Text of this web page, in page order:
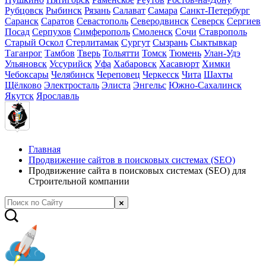
Рубцовск Рыбинск Рязань Салават Самара Санкт-Петербург
Саранск Саратов Севастополь Северодвинск Северск Сергиев
Посад Серпухов Симферополь Смоленск Сочи Ставрополь
Старый Оскол Стерлитамак Сургут Сызрань Сыктывкар
Таганрог Тамбов Тверь Тольятти Томск Тюмень Улан-Удэ
Ульяновск Уссурийск Уфа Хабаровск Хасавюрт Химки
Чебоксары Челябинск Череповец Черкесск Чита Шахты
Щёлково Электросталь Элиста Энгельс Южно-Сахалинск
Якутск Ярославль
Главная
Продвижение сайтов в поисковых системах (SEO)
Продвижение сайта в поисковых системах (SEO) для
Строительной компании